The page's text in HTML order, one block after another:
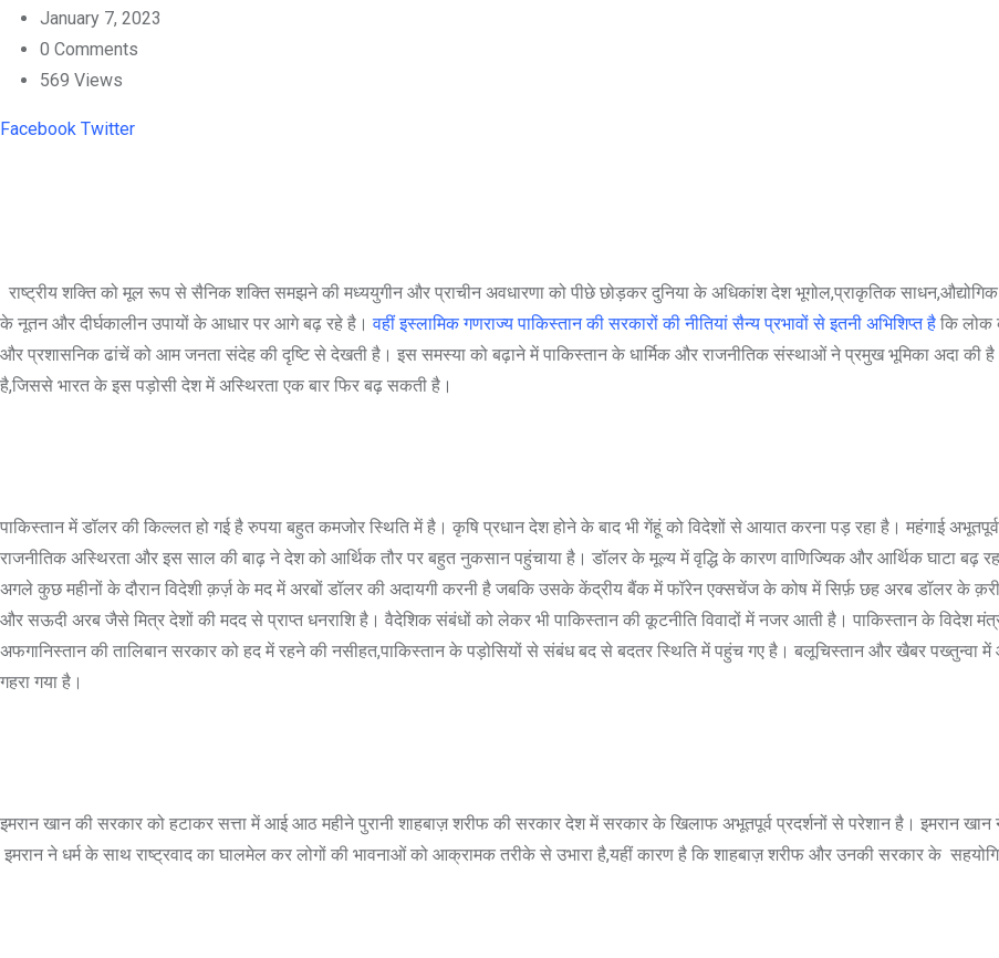
January 7, 2023
0 Comments
569 Views
Facebook TwitterYoutube
LinkedIn
Whatsapp
Cloud
राष्ट्रीय शक्ति को मूल रूप से सैनिक शक्ति समझने की मध्ययुगीन और प्राचीन अवधारणा को पीछे छोड़कर दुनिया के अधिकांश देश भूगोल,प्राकृतिक साधन,औद्योगिक
के नूतन और दीर्घकालीन उपायों के आधार पर आगे बढ़ रहे है।वहीं इस्लामिक गणराज्य पाकिस्तान की सरकारों की नीतियां सैन्य प्रभावों से इतनी अभिशिप्त है कि लोक
और प्रशासनिक ढांचें को आम जनता संदेह की दृष्टि से देखती है। इस समस्या को बढ़ाने में पाकिस्तान के धार्मिक और राजनीतिक संस्थाओं ने प्रमुख भूमिका अदा
है,जिससे भारत के इस पड़ोसी देश में अस्थिरता एक बार फिर बढ़ सकती है।
पाकिस्तान में डॉलर की किल्लत हो गई है रुपया बहुत कमजोर स्थिति में है। कृषि प्रधान देश होने के बाद भी गेंहूं को विदेशों से आयात करना पड़ रहा है। महंगाई
राजनीतिक अस्थिरता और इस साल की बाढ़ ने देश को आर्थिक तौर पर बहुत नुकसान पहुंचाया है। डॉलर के मूल्य में वृद्धि के कारण वाणिज्यिक और आर्थिक घाटा बढ़
अगले कुछ महीनों के दौरान विदेशी क़र्ज़ के मद में अरबों डॉलर की अदायगी करनी है जबकि उसके केंद्रीय बैंक में फॉरेन एक्सचेंज के कोष में सिर्फ़ छह अरब डॉलर के
और सऊदी अरब जैसे मित्र देशों की मदद से प्राप्त धनराशि है। वैदेशिक संबंधों को लेकर भी पाकिस्तान की कूटनीति विवादों में नजर आती है। पाकिस्तान के विदेश
अफगानिस्तान की तालिबान सरकार को हद में रहने की नसीहत,पाकिस्तान के पड़ोसियों से संबंध बद से बदतर स्थिति में पहुंच गए है। बलूचिस्तान और खैबर पख्तुन्वा
गहरा गया है।
इमरान खान की सरकार को हटाकर सत्ता में आई आठ महीने पुरानी शाहबाज़ शरीफ की सरकार देश में सरकार के खिलाफ अभूतपूर्व प्रदर्शनों से परेशान है। इमरान खान
इमरान ने धर्म के साथ राष्ट्रवाद का घालमेल कर लोगों की भावनाओं को आक्रामक तरीके से उभारा है,यहीं कारण है कि शाहबाज़ शरीफ और उनकी सरकार के